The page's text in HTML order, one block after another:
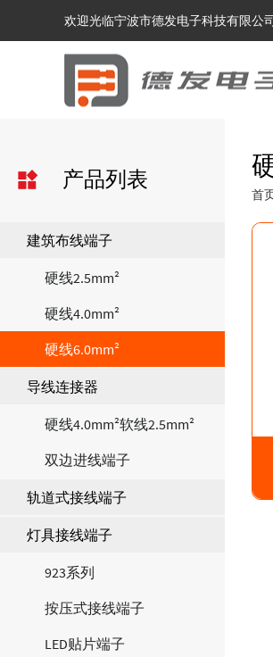
欢迎光临宁波市德发电子科技有限公
产品列表
建筑布线端子
硬线2.5mm²
硬线4.0mm²
硬线6.0mm²
导线连接器
硬线4.0mm²软线2.5mm²
双边进线端子
轨道式接线端子
灯具接线端子
923系列
按压式接线端子
LED贴片端子
首